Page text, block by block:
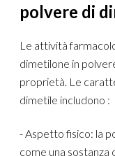
polvere di
Le attività
dimetilone in
proprietà. Le
dimetile includono :
- Aspetto fisico: la
come una sostanza